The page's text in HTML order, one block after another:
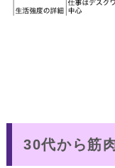
30代から筋